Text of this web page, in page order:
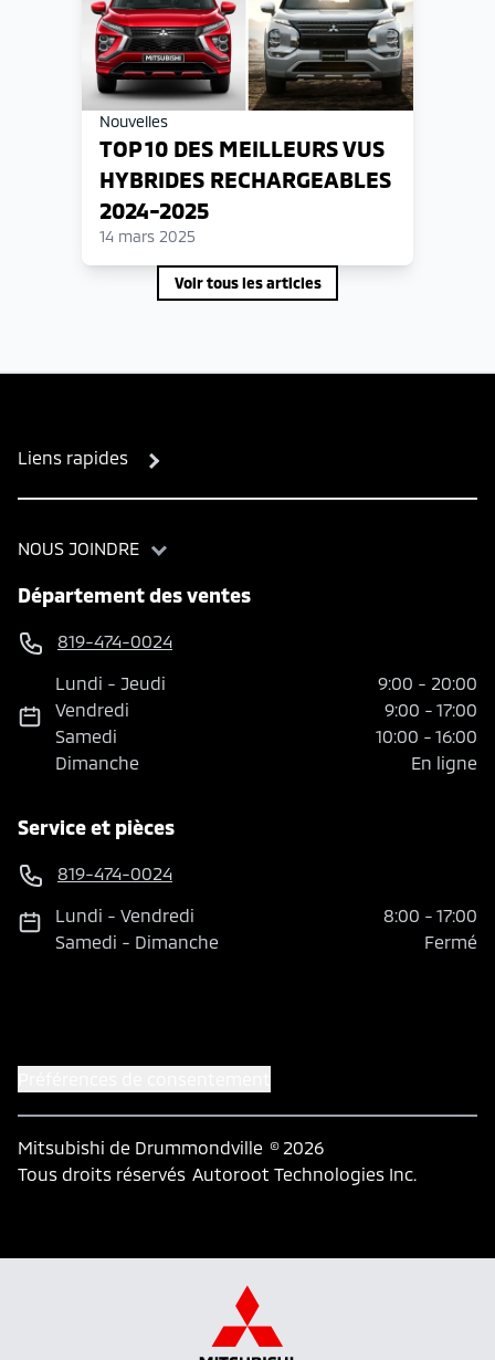
Nouvelles
TOP 10 DES MEILLEURS VUS
HYBRIDES RECHARGEABLES
2024-2025
14 mars 2025
Voir tous les articles
Liens rapides
NOUS JOINDRE
Département des ventes
819-474-0024
Lundi -Jeudi 9:00 - 20:00
Vendredi
9:00 - 17:00
Samedi
10:00 - 16:00
Dimanche
En ligne
Service et pièces
819-474-0024
Lundi -Vendredi 8:00 - 17:00
Samedi - Dimanche Fermé
Mitsubishi de Drummondville © 2026
Tous droits réservés Autoroot Technologies Inc.